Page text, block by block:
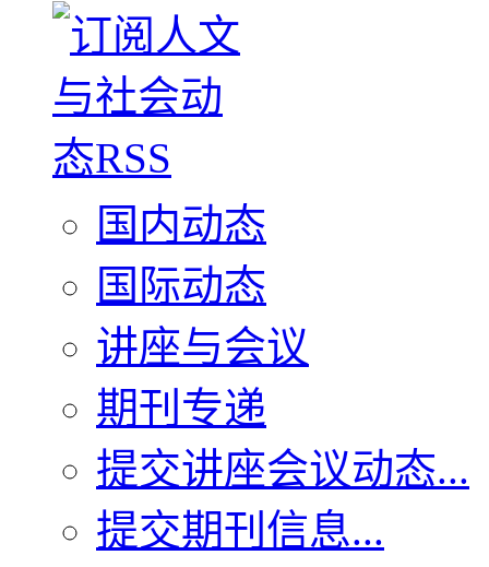
国内动态
国际动态
讲座与会议
期刊专递
提交讲座会议动态...
提交期刊信息...